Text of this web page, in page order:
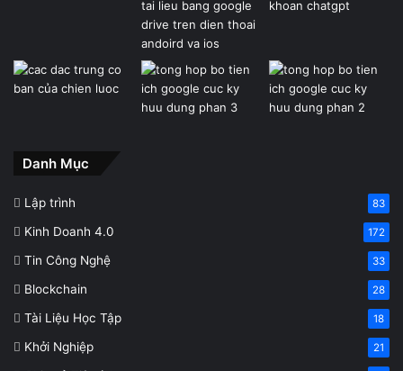
Danh Mục
Lập trình 83
Kinh Doanh 4.0 172
Tin Công Nghệ 33
Blockchain 28
Tài Liệu Học Tập 18
Khởi Nghiệp 21